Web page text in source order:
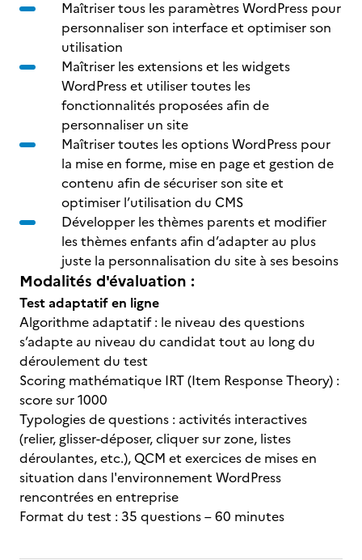
Maîtriser tous les paramètres WordPress pour
personnaliser son interface et optimiser son
utilisation
Maîtriser les extensions et les widgets
WordPress et utiliser toutes les
fonctionnalités proposées afin de
personnaliser un site
Maîtriser toutes les options WordPress pour
la mise en forme, mise en page et gestion de
contenu afin de sécuriser son site et
optimiser l’utilisation du CMS
Développer les thèmes parents et modifier
les thèmes enfants afin d’adapter au plus
juste la personnalisation du site à ses besoins
Modalités d'évaluation :
Test adaptatif en ligne
Algorithme adaptatif : le niveau des questions
s’adapte au niveau du candidat tout au long du
déroulement du test
Scoring mathématique IRT (Item Response Theory) :
score sur 1000
Typologies de questions : activités interactives
(relier, glisser-déposer, cliquer sur zone, listes
déroulantes, etc.), QCM et exercices de mises en
situation dans l'environnement WordPress
rencontrées en entreprise
Format du test : 35 questions – 60 minutes